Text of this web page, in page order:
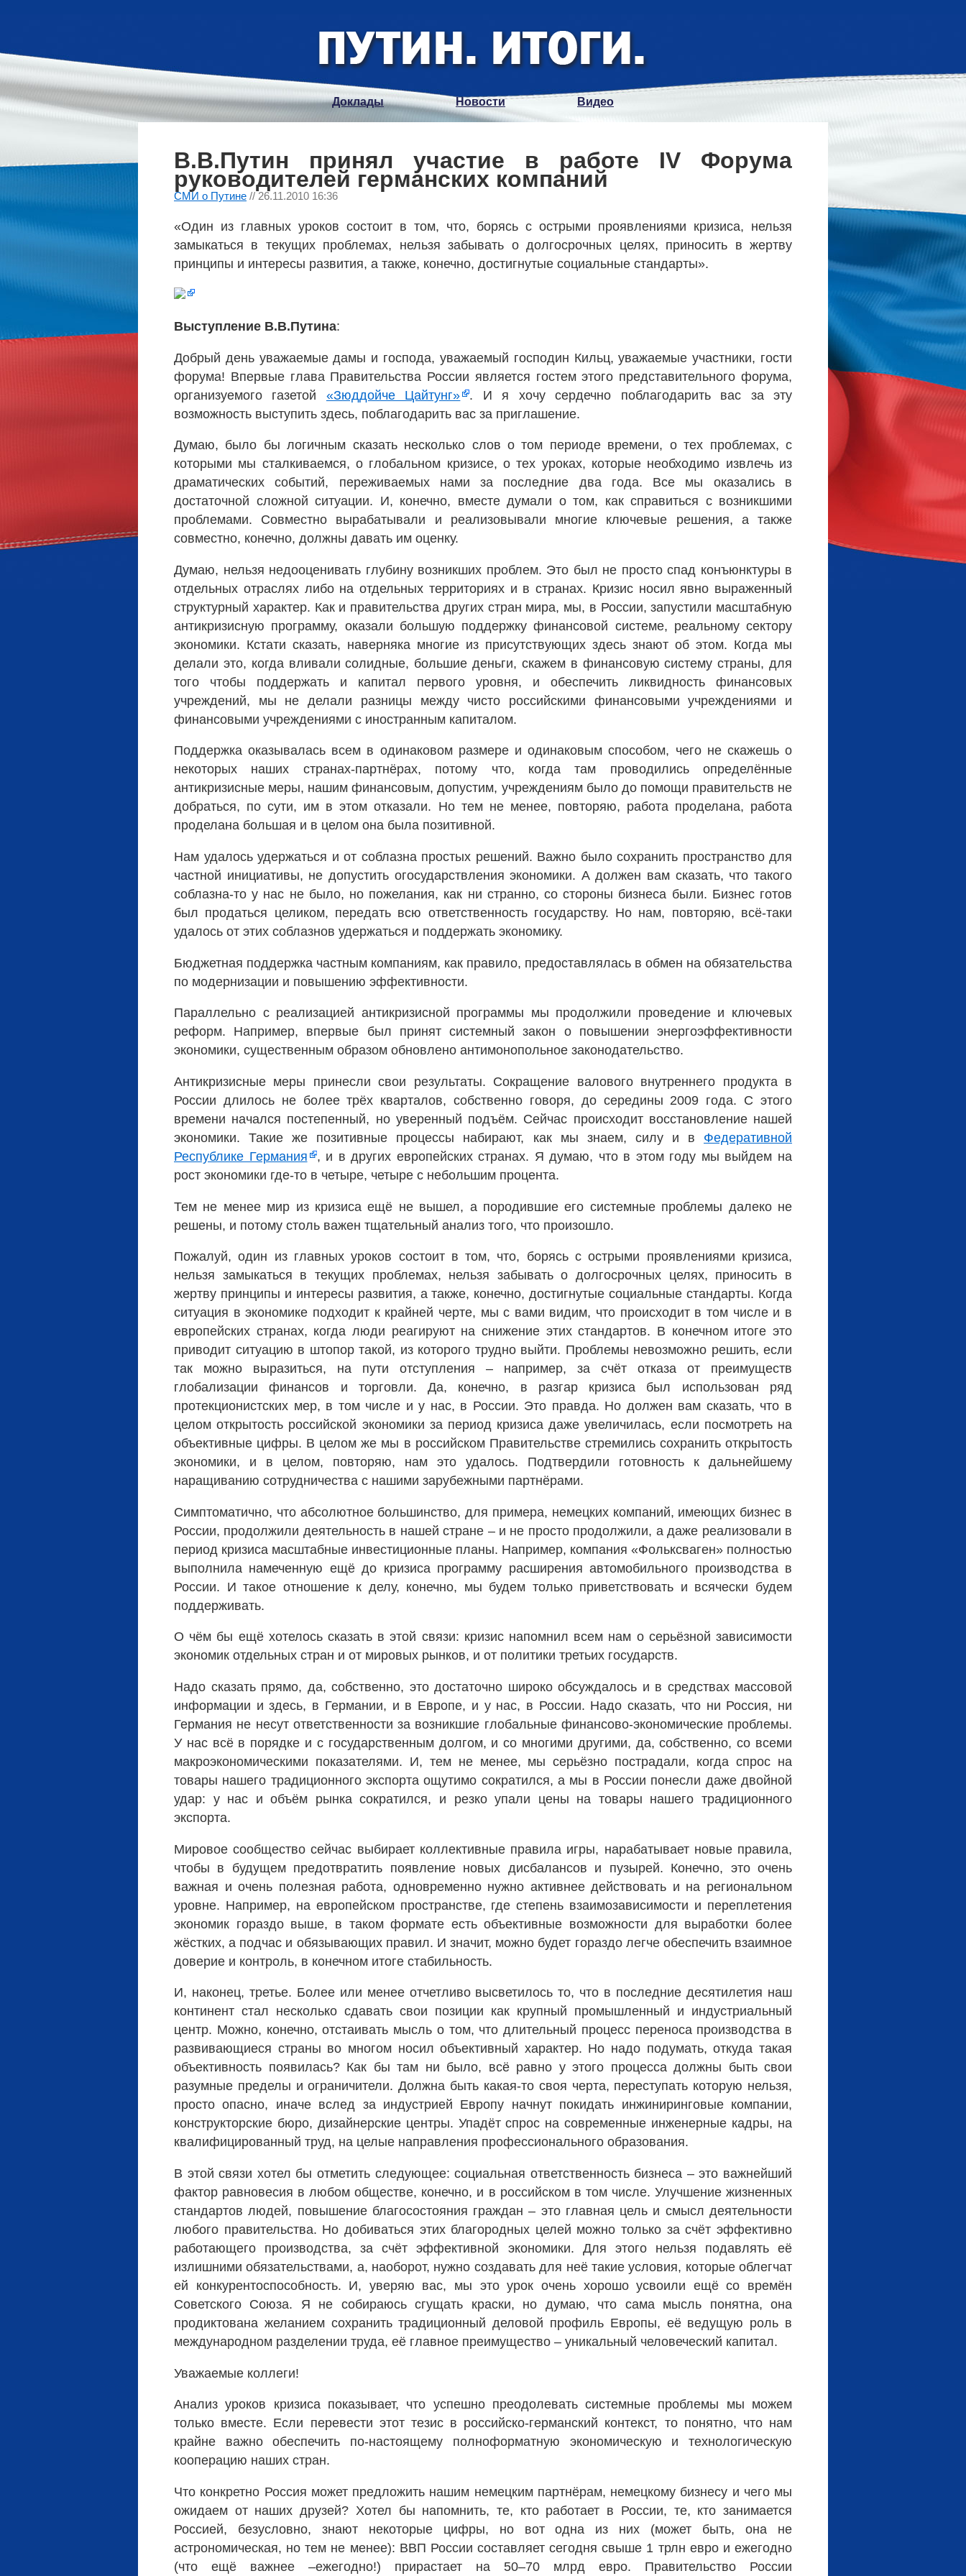
Доклады Новости Видео
В.В.Путин принял участие в работе IV Форума
руководителей германских компаний
СМИ о Путине // 26.11.2010 16:36
«Один из главных уроков состоит в том, что, борясь с острыми проявлениями кризиса, нельзя
замыкаться в текущих проблемах, нельзя забывать о долгосрочных целях, приносить в жертву
принципы и интересы развития, а также, конечно, достигнутые социальные стандарты».
Выступление В.В.Путина:
Добрый день уважаемые дамы и господа, уважаемый господин Кильц, уважаемые участники, гости
форума! Впервые глава Правительства России является гостем этого представительного форума,
организуемого газетой «Зюддойче Цайтунг»
. И я хочу сердечно поблагодарить вас за эту
возможность выступить здесь, поблагодарить вас за приглашение.
Думаю, было бы логичным сказать несколько слов о том периоде времени, о тех проблемах, с
которыми мы сталкиваемся, о глобальном кризисе, о тех уроках, которые необходимо извлечь из
драматических событий, переживаемых нами за последние два года. Все мы оказались в
достаточной сложной ситуации. И, конечно, вместе думали о том, как справиться с возникшими
проблемами. Совместно вырабатывали и реализовывали многие ключевые решения, а также
совместно, конечно, должны давать им оценку.
Думаю, нельзя недооценивать глубину возникших проблем. Это был не просто спад конъюнктуры в
отдельных отраслях либо на отдельных территориях и в странах. Кризис носил явно выраженный
структурный характер. Как и правительства других стран мира, мы, в России, запустили масштабную
антикризисную программу, оказали большую поддержку финансовой системе, реальному сектору
экономики. Кстати сказать, наверняка многие из присутствующих здесь знают об этом. Когда мы
делали это, когда вливали солидные, большие деньги, скажем в финансовую систему страны, для
того чтобы поддержать и капитал первого уровня, и обеспечить ликвидность финансовых
учреждений, мы не делали разницы между чисто российскими финансовыми учреждениями и
финансовыми учреждениями с иностранным капиталом.
Поддержка оказывалась всем в одинаковом размере и одинаковым способом, чего не скажешь о
некоторых наших странах-партнёрах, потому что, когда там проводились определённые
антикризисные меры, нашим финансовым, допустим, учреждениям было до помощи правительств не
добраться, по сути, им в этом отказали. Но тем не менее, повторяю, работа проделана, работа
проделана большая и в целом она была позитивной.
Нам удалось удержаться и от соблазна простых решений. Важно было сохранить пространство для
частной инициативы, не допустить огосударствления экономики. А должен вам сказать, что такого
соблазна-то у нас не было, но пожелания, как ни странно, со стороны бизнеса были. Бизнес готов
был продаться целиком, передать всю ответственность государству. Но нам, повторяю, всё-таки
удалось от этих соблазнов удержаться и поддержать экономику.
Бюджетная поддержка частным компаниям, как правило, предоставлялась в обмен на обязательства
по модернизации и повышению эффективности.
Параллельно с реализацией антикризисной программы мы продолжили проведение и ключевых
реформ. Например, впервые был принят системный закон о повышении энергоэффективности
экономики, существенным образом обновлено антимонопольное законодательство.
Антикризисные меры принесли свои результаты. Сокращение валового внутреннего продукта в
России длилось не более трёх кварталов, собственно говоря, до середины 2009 года. С этого
времени начался постепенный, но уверенный подъём. Сейчас происходит восстановление нашей
экономики. Такие же позитивные процессы набирают, как мы знаем, силу и в Федеративной
Республике Германия
, и в других европейских странах. Я думаю, что в этом году мы выйдем на
рост экономики где-то в четыре, четыре с небольшим процента.
Тем не менее мир из кризиса ещё не вышел, а породившие его системные проблемы далеко не
решены, и потому столь важен тщательный анализ того, что произошло.
Пожалуй, один из главных уроков состоит в том, что, борясь с острыми проявлениями кризиса,
нельзя замыкаться в текущих проблемах, нельзя забывать о долгосрочных целях, приносить в
жертву принципы и интересы развития, а также, конечно, достигнутые социальные стандарты. Когда
ситуация в экономике подходит к крайней черте, мы с вами видим, что происходит в том числе и в
европейских странах, когда люди реагируют на снижение этих стандартов. В конечном итоге это
приводит ситуацию в штопор такой, из которого трудно выйти. Проблемы невозможно решить, если
так можно выразиться, на пути отступления – например, за счёт отказа от преимуществ
глобализации финансов и торговли. Да, конечно, в разгар кризиса был использован ряд
протекционистских мер, в том числе и у нас, в России. Это правда. Но должен вам сказать, что в
целом открытость российской экономики за период кризиса даже увеличилась, если посмотреть на
объективные цифры. В целом же мы в российском Правительстве стремились сохранить открытость
экономики, и в целом, повторяю, нам это удалось. Подтвердили готовность к дальнейшему
наращиванию сотрудничества с нашими зарубежными партнёрами.
Симптоматично, что абсолютное большинство, для примера, немецких компаний, имеющих бизнес в
России, продолжили деятельность в нашей стране – и не просто продолжили, а даже реализовали в
период кризиса масштабные инвестиционные планы. Например, компания «Фольксваген» полностью
выполнила намеченную ещё до кризиса программу расширения автомобильного производства в
России. И такое отношение к делу, конечно, мы будем только приветствовать и всячески будем
поддерживать.
О чём бы ещё хотелось сказать в этой связи: кризис напомнил всем нам о серьёзной зависимости
экономик отдельных стран и от мировых рынков, и от политики третьих государств.
Надо сказать прямо, да, собственно, это достаточно широко обсуждалось и в средствах массовой
информации и здесь, в Германии, и в Европе, и у нас, в России. Надо сказать, что ни Россия, ни
Германия не несут ответственности за возникшие глобальные финансово-экономические проблемы.
У нас всё в порядке и с государственным долгом, и со многими другими, да, собственно, со всеми
макроэкономическими показателями. И, тем не менее, мы серьёзно пострадали, когда спрос на
товары нашего традиционного экспорта ощутимо сократился, а мы в России понесли даже двойной
удар: у нас и объём рынка сократился, и резко упали цены на товары нашего традиционного
экспорта.
Мировое сообщество сейчас выбирает коллективные правила игры, нарабатывает новые правила,
чтобы в будущем предотвратить появление новых дисбалансов и пузырей. Конечно, это очень
важная и очень полезная работа, одновременно нужно активнее действовать и на региональном
уровне. Например, на европейском пространстве, где степень взаимозависимости и переплетения
экономик гораздо выше, в таком формате есть объективные возможности для выработки более
жёстких, а подчас и обязывающих правил. И значит, можно будет гораздо легче обеспечить взаимное
доверие и контроль, в конечном итоге стабильность.
И, наконец, третье. Более или менее отчетливо высветилось то, что в последние десятилетия наш
континент стал несколько сдавать свои позиции как крупный промышленный и индустриальный
центр. Можно, конечно, отстаивать мысль о том, что длительный процесс переноса производства в
развивающиеся страны во многом носил объективный характер. Но надо подумать, откуда такая
объективность появилась? Как бы там ни было, всё равно у этого процесса должны быть свои
разумные пределы и ограничители. Должна быть какая-то своя черта, переступать которую нельзя,
просто опасно, иначе вслед за индустрией Европу начнут покидать инжиниринговые компании,
конструкторские бюро, дизайнерские центры. Упадёт спрос на современные инженерные кадры, на
квалифицированный труд, на целые направления профессионального образования.
В этой связи хотел бы отметить следующее: социальная ответственность бизнеса – это важнейший
фактор равновесия в любом обществе, конечно, и в российском в том числе. Улучшение жизненных
стандартов людей, повышение благосостояния граждан – это главная цель и смысл деятельности
любого правительства. Но добиваться этих благородных целей можно только за счёт эффективно
работающего производства, за счёт эффективной экономики. Для этого нельзя подавлять её
излишними обязательствами, а, наоборот, нужно создавать для неё такие условия, которые облегчат
ей конкурентоспособность. И, уверяю вас, мы это урок очень хорошо усвоили ещё со времён
Советского Союза. Я не собираюсь сгущать краски, но думаю, что сама мысль понятна, она
продиктована желанием сохранить традиционный деловой профиль Европы, её ведущую роль в
международном разделении труда, её главное преимущество – уникальный человеческий капитал.
Уважаемые коллеги!
Анализ уроков кризиса показывает, что успешно преодолевать системные проблемы мы можем
только вместе. Если перевести этот тезис в российско-германский контекст, то понятно, что нам
крайне важно обеспечить по-настоящему полноформатную экономическую и технологическую
кооперацию наших стран.
Что конкретно Россия может предложить нашим немецким партнёрам, немецкому бизнесу и чего мы
ожидаем от наших друзей? Хотел бы напомнить, те, кто работает в России, те, кто занимается
Россией, безусловно, знают некоторые цифры, но вот одна из них (может быть, она не
астрономическая, но тем не менее): ВВП России составляет сегодня свыше 1 трлн евро и ежегодно
(что ещё важнее –ежегодно!) прирастает на 50–70 млрд евро. Правительство России